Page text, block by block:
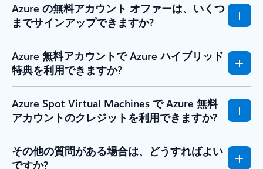
Azure の無料アカウント オファーは、いくつ
までサインアップできますか?
Azure 無料アカウントで Azure ハイブリッド
特典を利用できますか?
Azure Spot Virtual Machines で Azure 無料
アカウントのクレジットを利用できますか?
その他の質問がある場合は、どうすればよい
ですか?